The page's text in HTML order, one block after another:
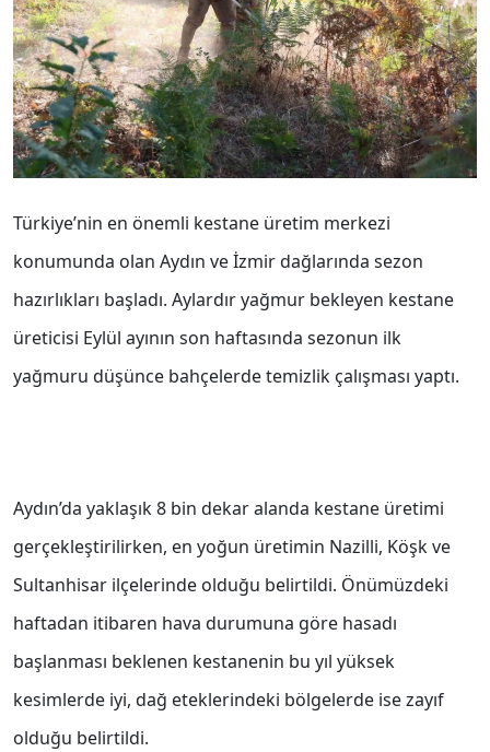
Türkiye’nin en önemli kestane üretim merkezi
konumunda olan Aydın ve İzmir dağlarında sezon
hazırlıkları başladı. Aylardır yağmur bekleyen kestane
üreticisi Eylül ayının son haftasında sezonun ilk
yağmuru düşünce bahçelerde temizlik çalışması yaptı.
Aydın’da yaklaşık 8 bin dekar alanda kestane üretimi
gerçekleştirilirken, en yoğun üretimin Nazilli, Köşk ve
Sultanhisar ilçelerinde olduğu belirtildi. Önümüzdeki
haftadan itibaren hava durumuna göre hasadı
başlanması beklenen kestanenin bu yıl yüksek
kesimlerde iyi, dağ eteklerindeki bölgelerde ise zayıf
olduğu belirtildi.